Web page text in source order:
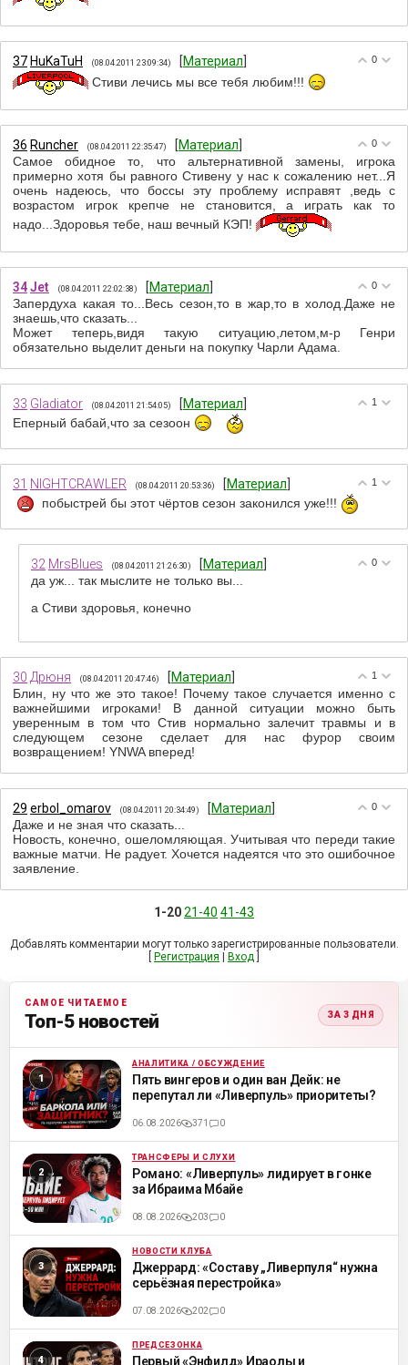
0
37 HuKaTuH (08.04.2011 23:09:34) [Материал
Стиви лечись мы все тебя любим!!!
0
36 Runcher (08.04.2011 22:35:47) [Материал
Самое обидное то, что альтернативной замены, игрока
примерно хотя бы равного Стивену у нас к сожалению нет...Я
очень надеюсь, что боссы эту проблему исправят ,ведь с
возрастом игрок крепче не становится, а играть как то
надо...Здоровья тебе, наш вечный КЭП!
0
34Jet (08.04.2011 22:02:38) [Материал
Запердуха какая то...Весь сезон,то в жар,то в холод.Даже не
знаешь,что сказать...
Может теперь,видя такую ситуацию,летом,м-р Генри
обязательно выделит деньги на покупку Чарли Адама.
1
33 Gladiator (08.04.2011 21:54:05) [Материал
Еперный бабай,что за сезоон
1
31 NIGHTCRAWLER (08.04.2011 20:53:36) [Материал
побыстрей бы этот чёртов сезон законился уже!!!
0
32 MrsBlues (08.04.2011 21:26:30) [Материал
да уж... так мыслите не только вы...
а Стиви здоровья, конечно
1
30 Дрюня (08.04.2011 20:47:46) [Материал
Блин, ну что же это такое! Почему такое случается именно с
важнейшими игроками! В данной ситуации можно быть
уверенным в том что Стив нормально залечит травмы и в
следующем сезоне сделает для нас фурор своим
возвращением! YNWA вперед!
0
29 erbol_omarov (08.04.2011 20:34:49) [Материал
Даже и не зная что сказать...
Новость, конечно, ошеломляющая. Учитывая что переди такие
важные матчи. Не радует. Хочется надеятся что это ошибочное
заявление.
1-2021-40 41-43
Добавлять комментарии могут только зарегистрированные пользователи.
Регистрация Вход
САМОЕ ЧИТАЕМОЕ
Топ-5 новостей ЗА 3 ДНЯ
ML АНАЛИТИКА / ОБСУЖДЕНИЕ
Пять вингеров и один ван Дейк: не
перепутал ли «Ливерпуль» приоритеты?
06.08.2026 371 0
ML ТРАНСФЕРЫ И СЛУХИ
Романо: «Ливерпуль» лидирует в гонке
за Ибраима Мбайе
08.08.2026 203 0
ML НОВОСТИ КЛУБА
Джеррард: «Составу „Ливерпуля“ нужна
серьёзная перестройка»
07.08.2026 202 0
ML ПРЕДСЕЗОНКА
Первый «Энфилд» Ираолы и